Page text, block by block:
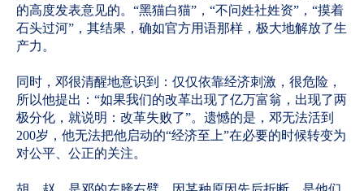
的高度发表意见的。“黑猫白猫”，“不问姓社姓资”，“摸着
石头过河”，其结果，确如官方用语那样，极大地解放了生
产力。
同时，邓很清醒地意识到：仅仅依靠经济刺激，很危险，
所以他提出：“如果我们的改革出现了亿万富翁，出现了两
极分化，就说明：改革失败了”。遗憾的是，邓无法活到
200岁，他无法把他启动的“经济至上”在必要的时候转变为
对公平、公正的关注。